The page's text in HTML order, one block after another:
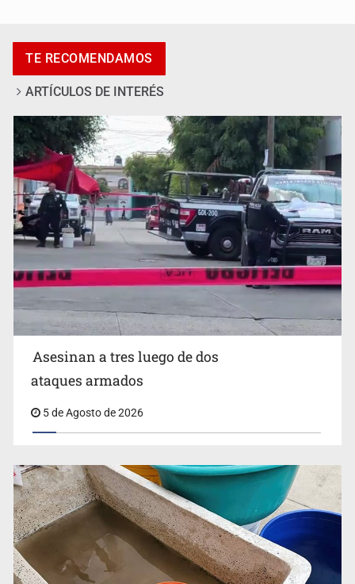
Asesinan a tres luego de dos ataques armados
Mujer resulta lesionada tras ataque de pitbull en
Zapopan
Buscan reformar Ley de Salud en Jalisco para emitir
alertas sanitarias por mala calidad del agua
TE RECOMENDAMOS
ARTÍCULOS DE INTERÉS
Asesinan a tres luego de dos
ataques armados
5 de Agosto de 2026